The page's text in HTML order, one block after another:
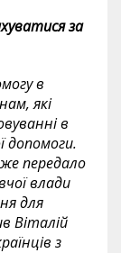
за
в
які
в
допомоги.
передало
влади
для
Віталій
з